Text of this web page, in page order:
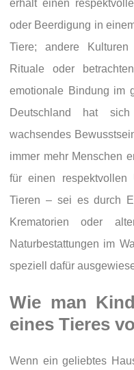
erhält einen
oder Beerdigung in
Tiere; andere
Rituale oder
emotionale Bindung im
Deutschland hat
wachsendes
immer mehr Menschen
für einen respektvollen
Tieren – sei es durch
Krematorien oder
Naturbestattungen im
speziell dafür
Wie man
eines Tieres
Wenn ein geliebtes